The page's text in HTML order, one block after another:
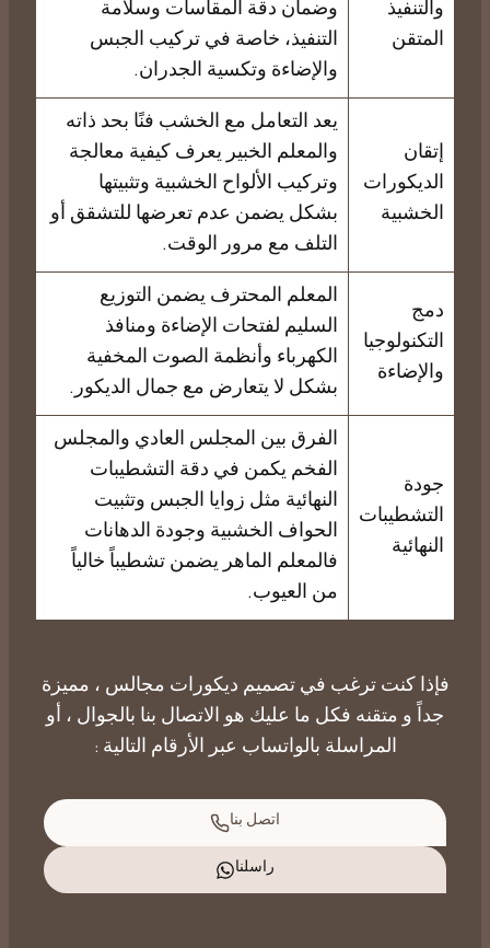
والتنفيذ
المتقن
وضمان دقة المقاسات وسلامة
التنفيذ، خاصة في تركيب الجبس
والإضاءة وتكسية الجدران.
إتقان
الديكورات
الخشبية
يعد التعامل مع الخشب فنًا بحد ذاته
والمعلم الخبير يعرف كيفية معالجة
وتركيب الألواح الخشبية وتثبيتها
بشكل يضمن عدم تعرضها للتشقق أو
التلف مع مرور الوقت.
دمج
التكنولوجيا
والإضاءة
المعلم المحترف يضمن التوزيع
السليم لفتحات الإضاءة ومنافذ
الكهرباء وأنظمة الصوت المخفية
بشكل لا يتعارض مع جمال الديكور.
جودة
التشطيبات
النهائية
الفرق بين المجلس العادي والمجلس
الفخم يكمن في دقة التشطيبات
النهائية مثل زوايا الجبس وتثبيت
الحواف الخشبية وجودة الدهانات
فالمعلم الماهر يضمن تشطيباً خالياً
من العيوب.
فإذا كنت ترغب فيتصميم ديكورات مجالس ، مميزة
جداً و متقنه فكل ما عليك هو الاتصال بنا بالجوال ، أو
المراسلة بالواتساب عبر الأرقام التالية :
اتصل بنا
راسلنا